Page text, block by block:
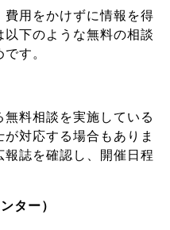
用をかけずに情報を得
下のような無料の相談
す。
料相談を実施している
対応する場合もありま
誌を確認し、開催日程
ター）